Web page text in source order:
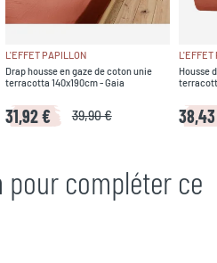
L'EFFET PAPILLON
Drap housse en gaze de coton unie
terracotta 140x190cm - Gaia
31,92 € 39,90 €
L'EFFET
Housse
pour compléter ce